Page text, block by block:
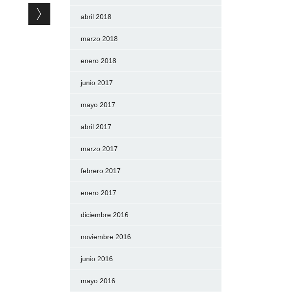
abril 2018
marzo 2018
enero 2018
junio 2017
mayo 2017
abril 2017
marzo 2017
febrero 2017
enero 2017
diciembre 2016
noviembre 2016
junio 2016
mayo 2016